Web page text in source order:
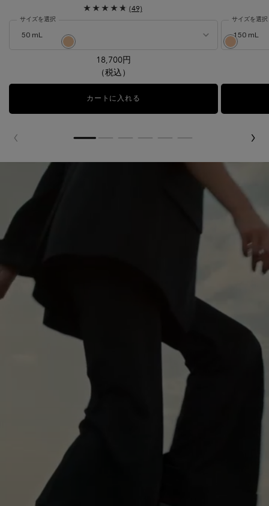
瞬間*¹。絶え間ないダメージ*²を立て直す。
生まれ変わったような、なめらかでハリを感じる肌へ。
(49)
サイズを選択
18,700円
（税込）
カートに入れる
サイズを選択
いシェード のカラー タンイドル ウルトラ ウェア リキッド N、1/14
選択済み
PO-01 ピンクオークルの明るいシェード のカラー タンイド
選択済み
O-03 イエ